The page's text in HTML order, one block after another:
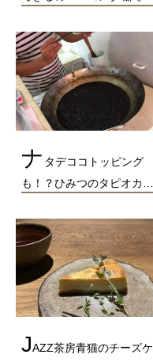
ナ タデココトッピング
も！？ひみつのタピオカ…
JAZZ茶房青猫のチーズケ